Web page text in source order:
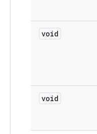
void
void